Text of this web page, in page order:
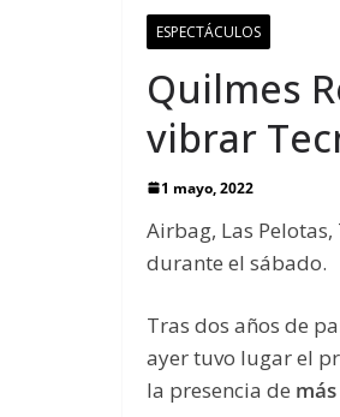
ESPECTÁCULOS
Quilmes
vibrar
1 mayo, 2022
Airbag, Las
durante el sábado.
Tras dos años de
ayer tuvo lugar el
la presencia de